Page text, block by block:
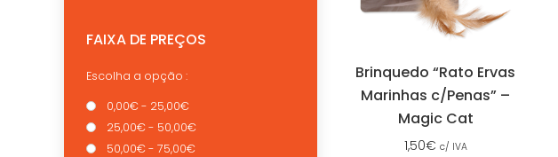
Brinquedo “Rato Ervas
Marinhas c/Penas” –
Magic Cat
1,50€ c/ IVA
FAIXA DE PREÇOS
Escolha a opção :
0,00€ - 25,00€
25,00€ - 50,00€
50,00€ - 75,00€